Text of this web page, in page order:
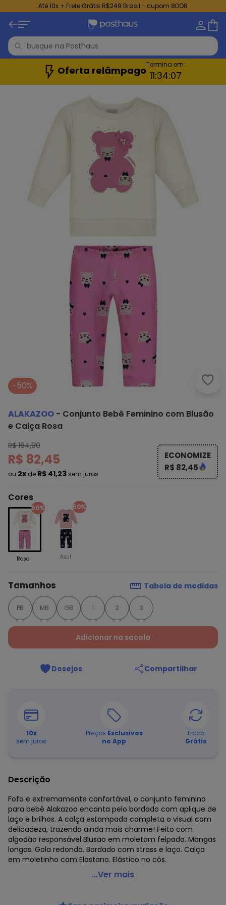
Até 10x + Frete Grátis R$249 Brasil - cupom 8DO8
Oferta relâmpagoTermina em:
11:34:06
-50%
ALAKAZOO - Conjunto Bebê Feminino com Blusão
e Calça Rosa
R$ 164,90
R$ 82,45
ou 2x de R$ 41,23 sem juros
ECONOMIZE
R$ 82,45
Cores
50%
Rosa
50%
Azul
Tamanhos Tabela de medidas
PB MB GB 1 2 3
Adicionar na sacola
Desejos Compartilhar
10x
sem juros
Preços Exclusivos
no App
Troca
Grátis
Descrição
Fofo e extremamente confortável, o conjunto feminino
para bebê Alakazoo encanta pelo bordado com aplique de
laço e brilhos. A calça estampada completa o visual com
delicadeza, trazendo ainda mais charme! Feito com
algodão responsável Blusão em moletom felpado. Mangas
longas. Gola redonda. Bordado com strass e laço. Calça
em moletinho com Elastano. Elástico no cós.
Alakazoo - Conjunto Bebê Feminino com Blusão e Calça
Código do produto: 8485509
...Ver mais